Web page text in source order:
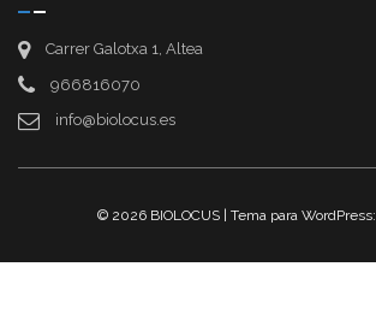
Carrer Galotxa 1, Altea
966816070
info@biolocus.es
© 2026 BIOLOCUS | Tema para WordPress: